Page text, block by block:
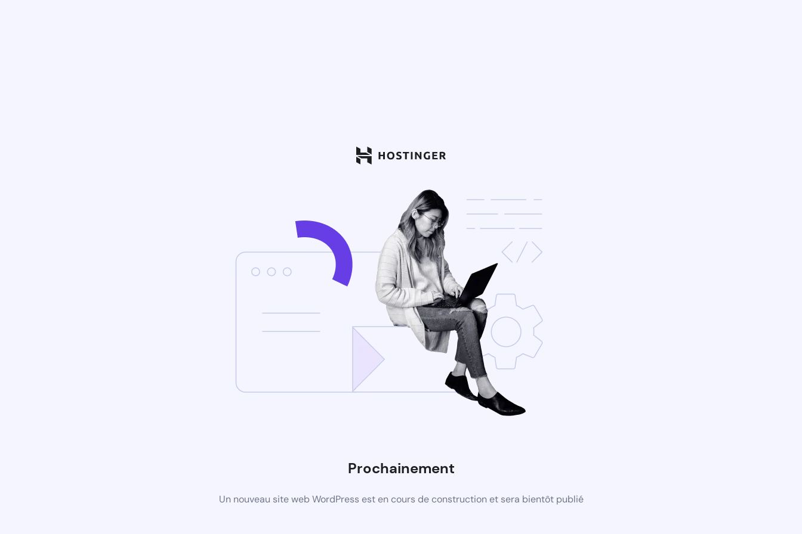
Prochainement
Un nouveau site web WordPress est en cours de construction et sera bientôt publié